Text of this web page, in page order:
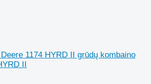
1174 HYRD II grūdų kombaino
II